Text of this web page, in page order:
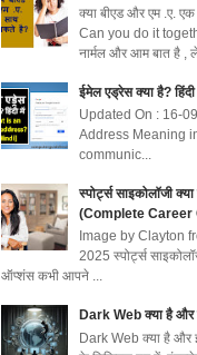
क्या बीएड और एम .ए.
Can you do it
नार्मल और आम बात है ,
ईमेल एड्रेस क्या है? हिंदी
Updated On : 16-
Address Meaning
communic...
स्पोर्ट्स साइकोलॉजी
(Complete Career
Image by Clayton
2025 स्पोर्ट्स
ऑप्शंस कभी आपने ...
Dark Web क्या है और
Dark Web क्या है और